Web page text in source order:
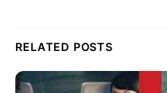
RELATED POSTS